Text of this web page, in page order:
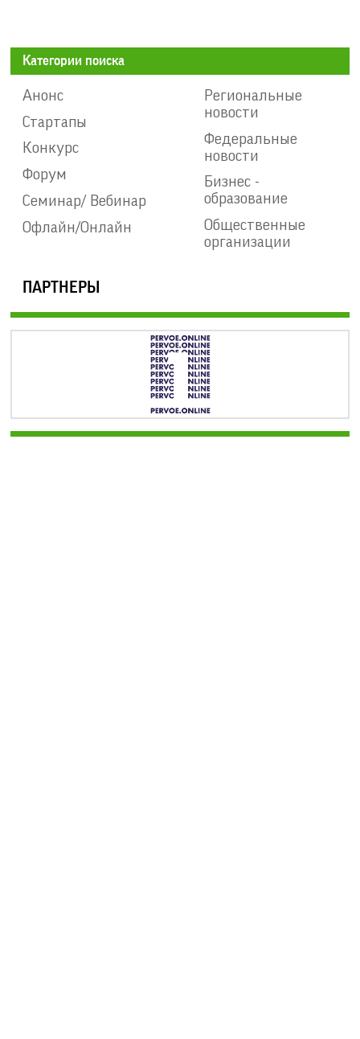
Категории поиска
Анонс
Стартапы
Конкурс
Форум
Семинар/ Вебинар
Офлайн/Онлайн
Региональные
новости
Федеральные
новости
Бизнес -
образование
Общественные
организации
ПАРТНЕРЫ